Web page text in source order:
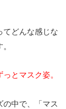
てどんな感じな
とマスク姿。
の中で、「マス